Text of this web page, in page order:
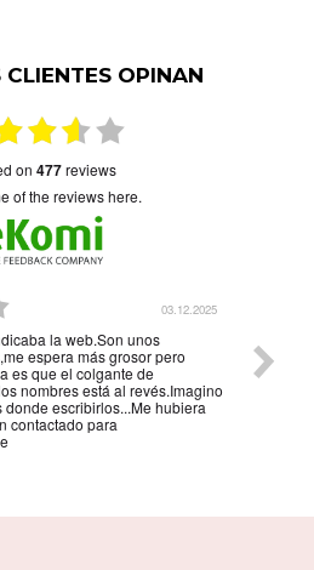
CLIENTES OPINAN
on 477reviews
of the reviews here.
03.12.2025
la web.Son unos
espera más grosor pero
es que el colgante de
nombres está al revés.Imagino
donde escribirlos...Me hubiera
contactado para
la